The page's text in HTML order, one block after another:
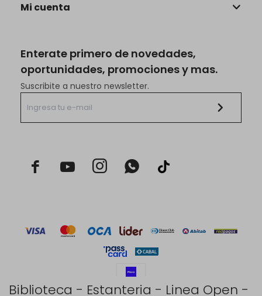
Biblioteca - Estanteria - Linea Open -
Enterate primero de novedades,
oportunidades, promociones y mas.
Suscribite a nuestro newsletter.
  
Mi cuenta